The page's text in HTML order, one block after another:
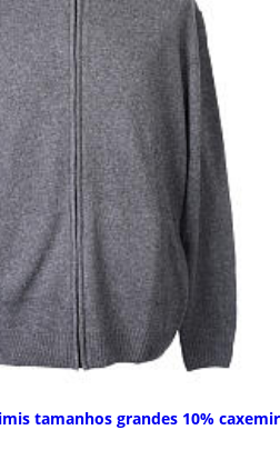
tamanhos grandes 10%